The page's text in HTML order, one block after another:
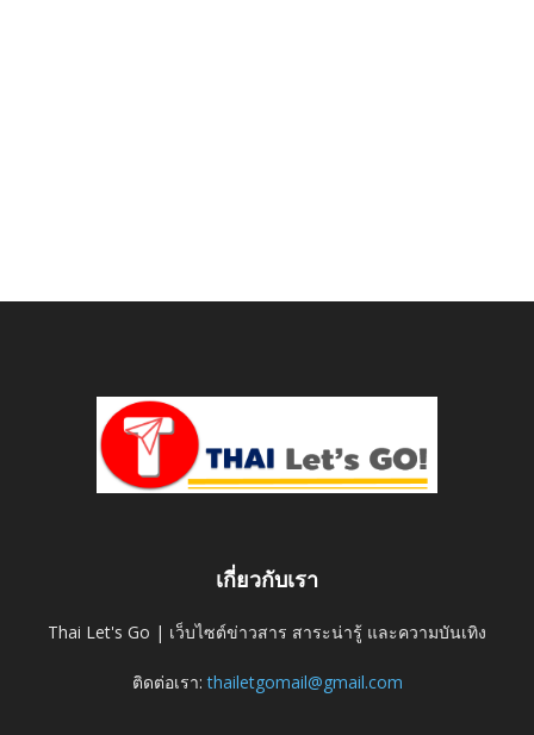
เกี่ยวกับเรา
Thai Let's Go | เว็บไซต์ข่าวสาร สาระน่ารู้ และความบันเทิง
ติดต่อเรา:thailetgomail@gmail.com